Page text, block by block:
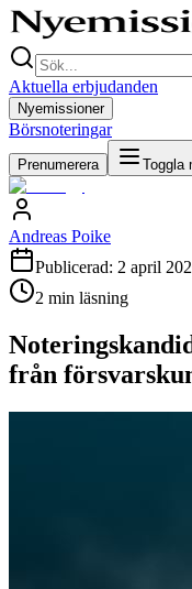
Aktuella erbjudanden
Nyemissioner
Börsnoteringar
Prenumerera Toggla
Andreas Poike
Publicerad: 2 april
2 min läsning
från